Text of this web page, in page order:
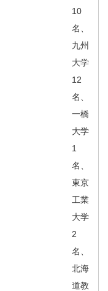
10
名、
九州
大学
12
名、
一橋
大学
1
名、
東京
工業
大学
2
名、
北海
道教